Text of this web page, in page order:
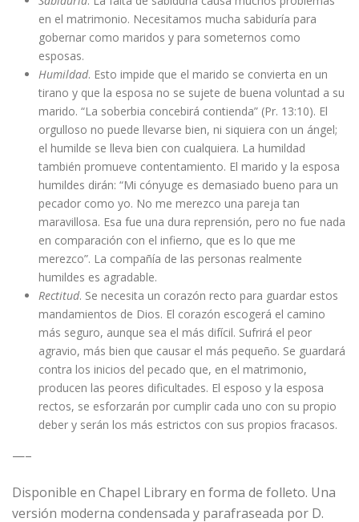
en el matrimonio. Necesitamos mucha sabiduría para
gobernar como maridos y para someternos como
esposas.
Humildad. Esto impide que el marido se convierta en un
tirano y que la esposa no se sujete de buena voluntad a su
marido. “La soberbia concebirá contienda” (Pr. 13:10). El
orgulloso no puede llevarse bien, ni siquiera con un ángel;
el humilde se lleva bien con cualquiera. La humildad
también promueve contentamiento. El marido y la esposa
humildes dirán: “Mi cónyuge es demasiado bueno para un
pecador como yo. No me merezco una pareja tan
maravillosa. Esa fue una dura reprensión, pero no fue nada
en comparación con el infierno, que es lo que me
merezco”. La compañía de las personas realmente
humildes es agradable.
Rectitud. Se necesita un corazón recto para guardar estos
mandamientos de Dios. El corazón escogerá el camino
más seguro, aunque sea el más difícil. Sufrirá el peor
agravio, más bien que causar el más pequeño. Se guardará
contra los inicios del pecado que, en el matrimonio,
producen las peores dificultades. El esposo y la esposa
rectos, se esforzarán por cumplir cada uno con su propio
deber y serán los más estrictos con sus propios fracasos.
—–
Disponible en Chapel Library en forma de folleto. Una
versión moderna condensada y parafraseada por D.